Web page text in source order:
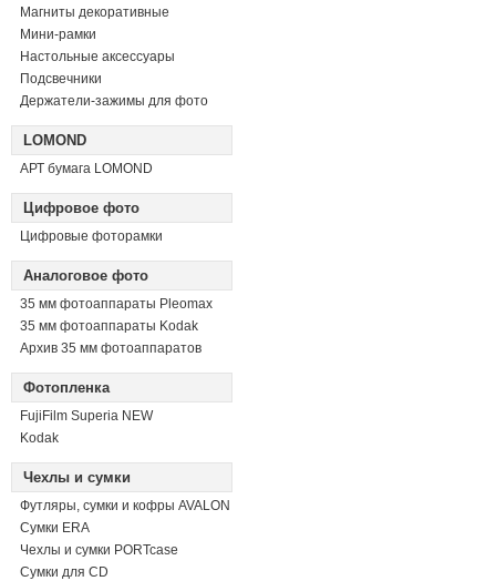
Магниты декоративные
Мини-рамки
Настольные аксессуары
Подсвечники
Держатели-зажимы для фото
LOMOND
АРТ бумага LOMOND
Цифровое фото
Цифровые фоторамки
Аналоговое фото
35 мм фотоаппараты Pleomax
35 мм фотоаппараты Kodak
Архив 35 мм фотоаппаратов
Фотопленка
FujiFilm Superia NEW
Kodak
Чехлы и сумки
Футляры, сумки и кофры AVALON
Сумки ERA
Чехлы и сумки PORTcase
Сумки для CD